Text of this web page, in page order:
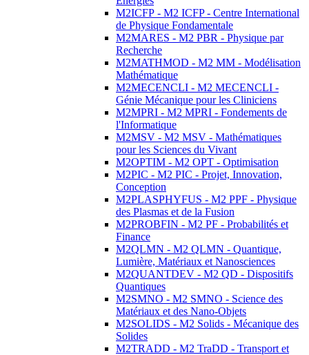
M2ICFP - M2 ICFP - Centre International
de Physique Fondamentale
M2MARES - M2 PBR - Physique par
Recherche
M2MATHMOD - M2 MM - Modélisation
Mathématique
M2MECENCLI - M2 MECENCLI -
Génie Mécanique pour les Cliniciens
M2MPRI - M2 MPRI - Fondements de
l'Informatique
M2MSV - M2 MSV - Mathématiques
pour les Sciences du Vivant
M2OPTIM - M2 OPT - Optimisation
M2PIC - M2 PIC - Projet, Innovation,
Conception
M2PLASPHYFUS - M2 PPF - Physique
des Plasmas et de la Fusion
M2PROBFIN - M2 PF - Probabilités et
Finance
M2QLMN - M2 QLMN - Quantique,
Lumière, Matériaux et Nanosciences
M2QUANTDEV - M2 QD - Dispositifs
Quantiques
M2SMNO - M2 SMNO - Science des
Matériaux et des Nano-Objets
M2SOLIDS - M2 Solids - Mécanique des
Solides
M2TRADD - M2 TraDD - Transport et